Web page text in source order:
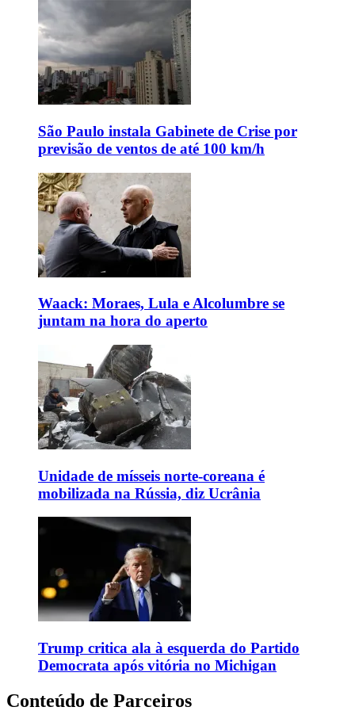
São Paulo instala Gabinete de Crise por
previsão de ventos de até 100 km/h
Waack: Moraes, Lula e Alcolumbre se
juntam na hora do aperto
Unidade de mísseis norte-coreana é
mobilizada na Rússia, diz Ucrânia
Trump critica ala à esquerda do Partido
Democrata após vitória no Michigan
Conteúdo de Parceiros